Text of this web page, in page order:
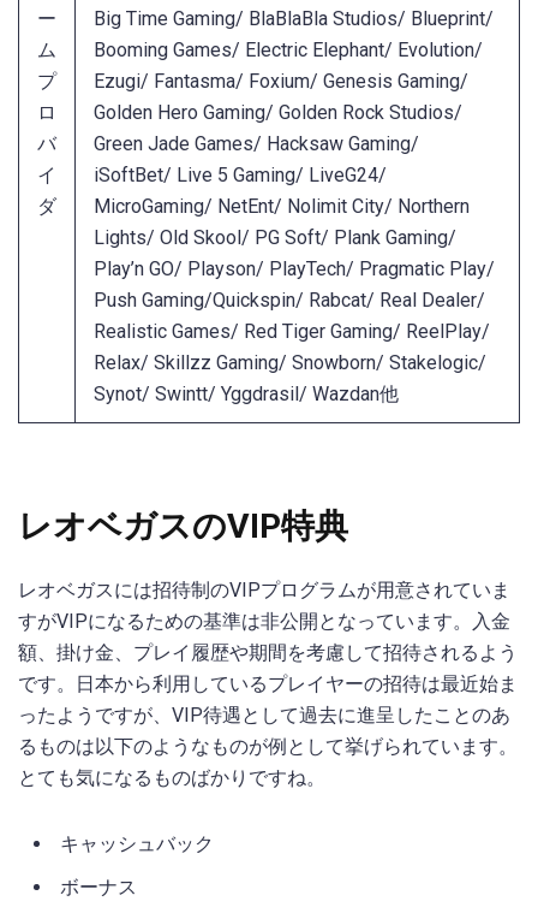
ー
ム
プ
ロ
バ
イ
ダ
Big Time Gaming/ BlaBlaBla Studios/ Blueprint/
Booming Games/ Electric Elephant/ Evolution/
Ezugi/ Fantasma/ Foxium/ Genesis Gaming/
Golden Hero Gaming/ Golden Rock Studios/
Green Jade Games/ Hacksaw Gaming/
iSoftBet/ Live 5 Gaming/ LiveG24/
MicroGaming/ NetEnt/ Nolimit City/ Northern
Lights/ Old Skool/ PG Soft/ Plank Gaming/
Play’n GO/ Playson/ PlayTech/ Pragmatic Play/
Push Gaming/Quickspin/ Rabcat/ Real Dealer/
Realistic Games/ Red Tiger Gaming/ ReelPlay/
Relax/ Skillzz Gaming/ Snowborn/ Stakelogic/
Synot/ Swintt/ Yggdrasil/ Wazdan他
レオベガスのVIP特典
レオベガスには招待制のVIPプログラムが用意されていま
すがVIPになるための基準は非公開となっています。入金
額、掛け金、プレイ履歴や期間を考慮して招待されるよう
です。日本から利用しているプレイヤーの招待は最近始ま
ったようですが、VIP待遇として過去に進呈したことのあ
るものは以下のようなものが例として挙げられています。
とても気になるものばかりですね。
キャッシュバック
ボーナス